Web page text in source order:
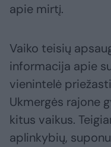
apie mirtį.
Vaiko teisių
informacija apie
vienintelė
Ukmergės rajone
kitus vaikus.
aplinkybių,